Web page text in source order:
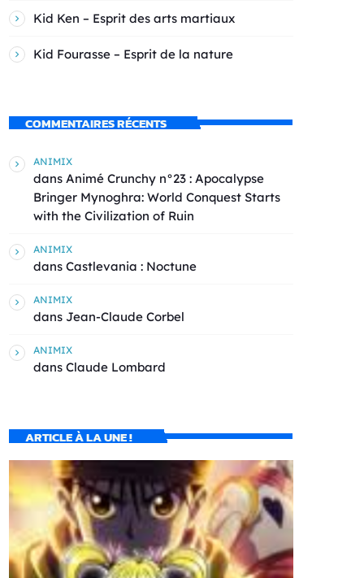
Kid Ken – Esprit des arts martiaux
Kid Fourasse – Esprit de la nature
COMMENTAIRES RÉCENTS
ANIMIX
dans Animé Crunchy n°23 : Apocalypse
Bringer Mynoghra: World Conquest Starts
with the Civilization of Ruin
ANIMIX
dans Castlevania : Noctune
ANIMIX
dans Jean-Claude Corbel
ANIMIX
dans Claude Lombard
ARTICLE À LA UNE !